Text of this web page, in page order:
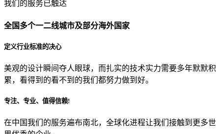
贵公司预算范围是？
贵公司的团队规模是？
目前主要的营销渠道是？
我们的服务已触达
全国多个一二线城市及部分海外国家
定义行业标准的决心
美观的设计瞬间夺人眼球，而扎实的技术实力需要多年默默积
累，看得到的看不到的我们都努力做到好。
专注、专业、值得信赖!
在中国我们的服务遍布南北，全球化进程让我们接触到更多世